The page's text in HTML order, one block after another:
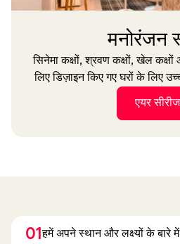
मनोरंजन
सिनेमा कक्षों, श्रवण कक्षों, खेल
लिए डिज़ाइन किए गए घरों के लिए
एयर सीरीज
01हमें अपने स्थान और लक्ष्यों के बारे में